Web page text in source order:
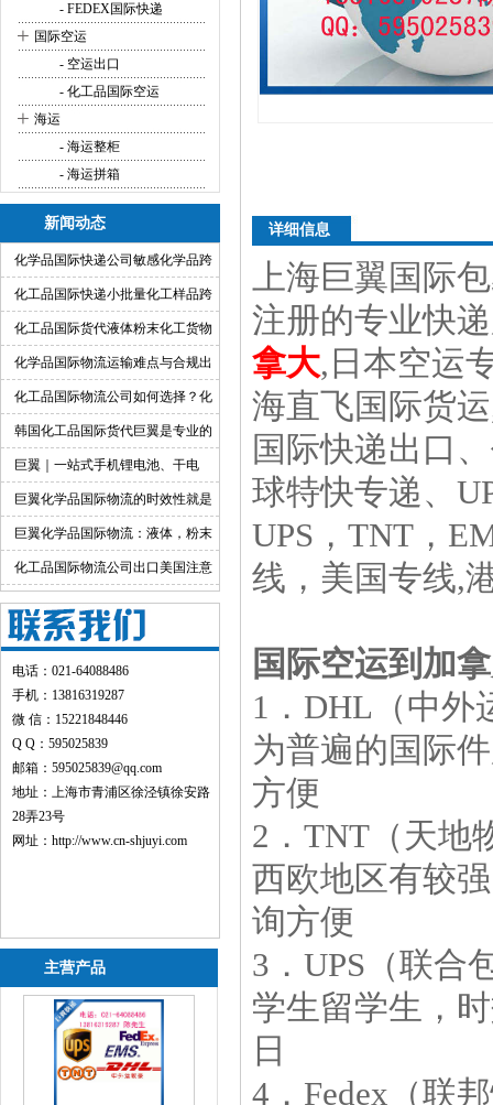
- FEDEX国际快递
+ 国际空运
- 空运出口
- 化工品国际空运
+ 海运
- 海运整柜
- 海运拼箱
新闻动态
化学品国际快递公司敏感化学品跨
境快递代理
化工品国际快递小批量化工样品跨
境运输渠道
化工品国际货代液体粉末化工货物
出口运输服务
化学品国际物流运输难点与合规出
货渠道详解
化工品国际物流公司如何选择？化
工货物跨境物流解决方案
韩国化工品国际货代巨翼是专业的
巨翼｜一站式手机锂电池、干电
池、纯电池国际快递出口
巨翼化学品国际物流的时效性就是
快！巨翼化学品国际物流：液体，粉末
均可邮寄
化工品国际物流公司出口美国注意
事项
电话：021-64088486
手机：13816319287
微 信：15221848446
Q Q：595025839
邮箱：595025839@qq.com
地址：上海市青浦区徐泾镇徐安路
28弄23号
网址： http://www.cn-shjuyi.com
主营产品
详细信息
上海巨翼国际
注册的专业快
拿大,日本空运
海直飞国际货
国际快递出口
球特快专递、
UPS，TNT，
线，美国专线,
国际空运到加
1．DHL（中外
为普遍的国际
方便
2．TNT（天地
西欧地区有较
询方便
3．UPS（联合
学生留学生，
日
4．Fedex（联